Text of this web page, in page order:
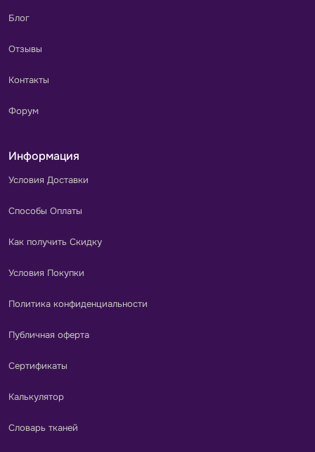
Блог
Отзывы
Контакты
Форум
Информация
Условия Доставки
Способы Оплаты
Как получить Скидку
Условия Покупки
Политика конфиденциальности
Публичная оферта
Сертификаты
Калькулятор
Словарь тканей